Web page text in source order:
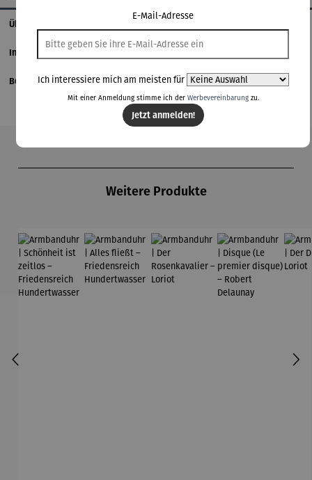
Über den Künstler
Informationen zum Hersteller
Bewertungen
Weitere Produkte
E-Mail-Adresse
Ich interessiere mich am meisten für
Mit einer Anmeldung stimme ich der Werbevereinbarungzu.
Jetzt anmelden!